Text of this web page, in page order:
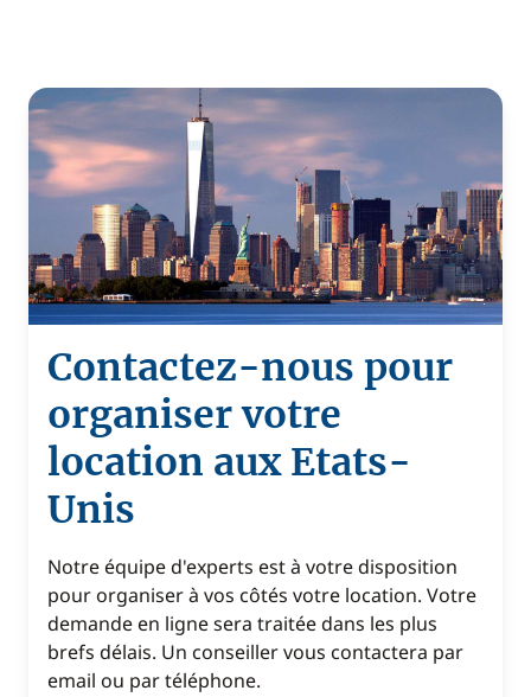
Contactez-nous pour
organiser votre
location aux Etats-
Unis
Notre équipe d'experts est à votre disposition
pour organiser à vos côtés votre location. Votre
demande en ligne sera traitée dans les plus
brefs délais. Un conseiller vous contactera par
email ou par téléphone.